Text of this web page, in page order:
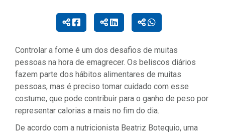
Controlar a fome é um dos desafios de muitas
pessoas na hora de emagrecer. Os beliscos diários
fazem parte dos hábitos alimentares de muitas
pessoas, mas é preciso tomar cuidado com esse
costume, que pode contribuir para o ganho de peso por
representar calorias a mais no fim do dia.
De acordo com a nutricionista Beatriz Botequio, uma